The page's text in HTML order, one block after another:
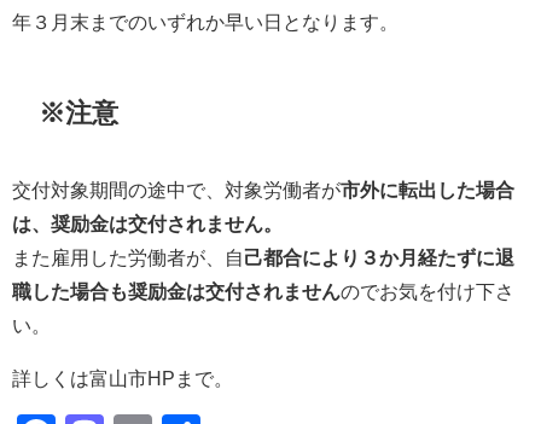
年３月末までのいずれか早い日となります。
※注意
交付対象期間の途中で、対象労働者が市外に転出した場合
は、奨励金は交付されません。
また雇用した労働者が、自己都合により３か月経たずに退
職した場合も奨励金は交付されませんのでお気を付け下さ
い。
詳しくは富山市HPまで。